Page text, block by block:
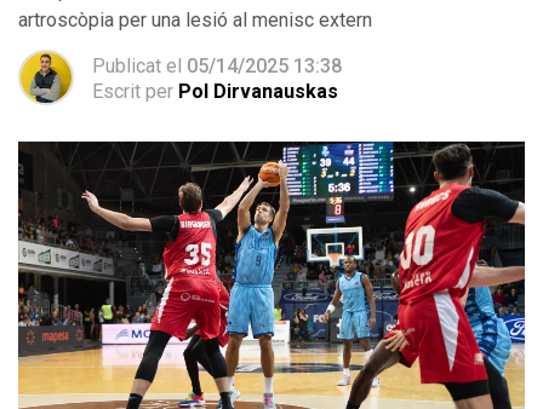
artroscòpia per una lesió al menisc extern
Publicat el 05/14/2025 13:38
Escrit per Pol Dirvanauskas